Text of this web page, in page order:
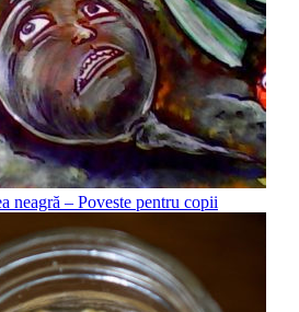
neagră – Poveste pentru copii